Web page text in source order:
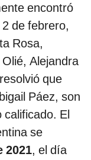
encontró
de febrero,
Rosa,
Alejandra
que
Páez, son
calificado. El
se
2021, el día